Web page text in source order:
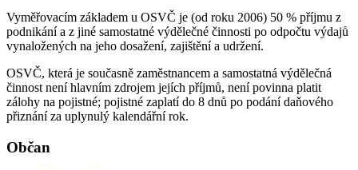
Vyměřovacím základem u OSVČ je (od roku 2006) 50 % příjmu z
podnikání a z jiné samostatné výdělečné činnosti po odpočtu výdajů
vynaložených na jeho dosažení, zajištění a udržení.
OSVČ, která je současně zaměstnancem a samostatná výdělečná
činnost není hlavním zdrojem jejích příjmů, není povinna platit
zálohy na pojistné; pojistné zaplatí do 8 dnů po podání daňového
přiznání za uplynulý kalendářní rok.
Občan